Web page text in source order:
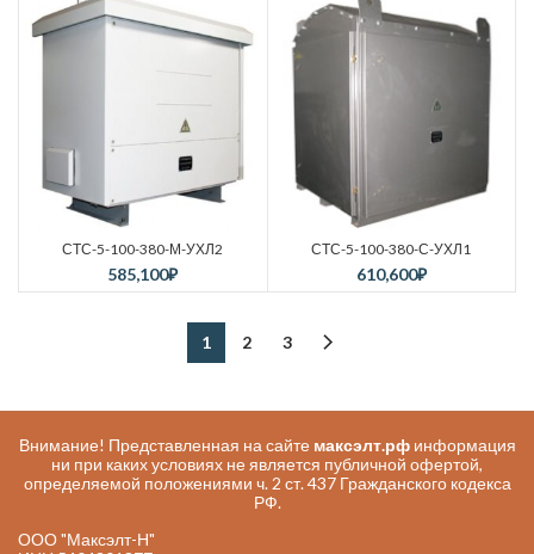
СТС-5-100-380-М-УХЛ2
585,100₽
СТС-5-100-380-С-УХЛ1
610,600₽
1 2 3
Внимание! Представленная на сайте максэлт.рфинформация
ни при каких условиях не является публичной офертой,
определяемой положениями ч. 2 ст. 437 Гражданского кодекса
РФ.
ООО "Максэлт-Н"